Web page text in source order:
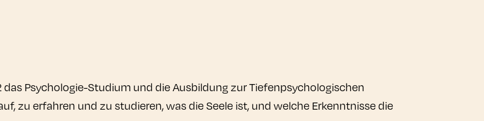
Psychologie-Studium und die Ausbildung zur Tiefenpsychologischen
zu erfahren und zu studieren, was die Seele ist, und welche Erkenntnisse die